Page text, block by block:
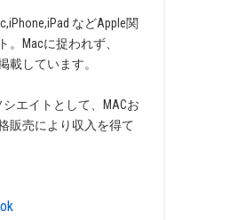
などApple関
。Macに捉われず、
載しています。
エイトとして、MACお
販売により収入を得て